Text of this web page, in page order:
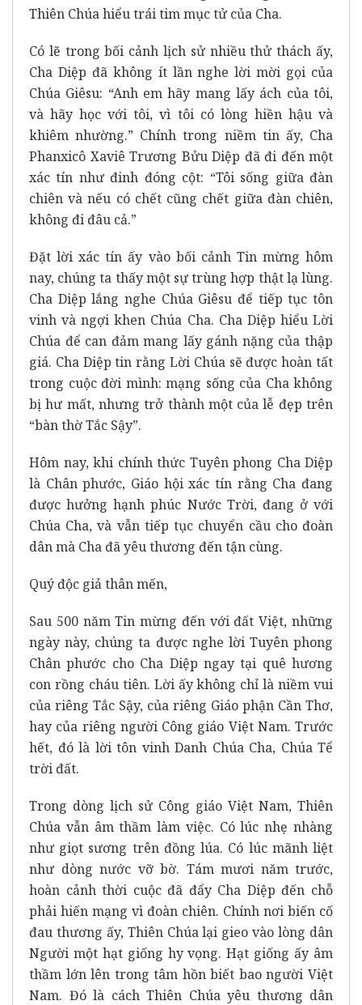
Thiên Chúa hiểu trái tim mục tử của Cha.
Có lẽ trong bối cảnh lịch sử nhiều thử thách ấy,
Cha Diệp đã không ít lần nghe lời mời gọi của
Chúa Giêsu: “Anh em hãy mang lấy ách của tôi,
và hãy học với tôi, vì tôi có lòng hiền hậu và
khiêm nhường.” Chính trong niềm tin ấy, Cha
Phanxicô Xaviê Trương Bửu Diệp đã đi đến một
xác tín như đinh đóng cột: “Tôi sống giữa đàn
chiên và nếu có chết cũng chết giữa đàn chiên,
không đi đâu cả.”
Đặt lời xác tín ấy vào bối cảnh Tin mừng hôm
nay, chúng ta thấy một sự trùng hợp thật lạ lùng.
Cha Diệp lắng nghe Chúa Giêsu để tiếp tục tôn
vinh và ngợi khen Chúa Cha. Cha Diệp hiểu Lời
Chúa để can đảm mang lấy gánh nặng của thập
giá. Cha Diệp tin rằng Lời Chúa sẽ được hoàn tất
trong cuộc đời mình: mạng sống của Cha không
bị hư mất, nhưng trở thành một của lễ đẹp trên
“bàn thờ Tắc Sậy”.
Hôm nay, khi chính thức Tuyên phong Cha Diệp
là Chân phước, Giáo hội xác tín rằng Cha đang
được hưởng hạnh phúc Nước Trời, đang ở với
Chúa Cha, và vẫn tiếp tục chuyển cầu cho đoàn
dân mà Cha đã yêu thương đến tận cùng.
Quý độc giả thân mến,
Sau 500 năm Tin mừng đến với đất Việt, những
ngày này, chúng ta được nghe lời Tuyên phong
Chân phước cho Cha Diệp ngay tại quê hương
con rồng cháu tiên. Lời ấy không chỉ là niềm vui
của riêng Tắc Sậy, của riêng Giáo phận Cần Thơ,
hay của riêng người Công giáo Việt Nam. Trước
hết, đó là lời tôn vinh Danh Chúa Cha, Chúa Tể
trời đất.
Trong dòng lịch sử Công giáo Việt Nam, Thiên
Chúa vẫn âm thầm làm việc. Có lúc nhẹ nhàng
như giọt sương trên đồng lúa. Có lúc mãnh liệt
như dòng nước vỡ bờ. Tám mươi năm trước,
hoàn cảnh thời cuộc đã đẩy Cha Diệp đến chỗ
phải hiến mạng vì đoàn chiên. Chính nơi biến cố
đau thương ấy, Thiên Chúa lại gieo vào lòng dân
Người một hạt giống hy vọng. Hạt giống ấy âm
thầm lớn lên trong tâm hồn biết bao người Việt
Nam. Đó là cách Thiên Chúa yêu thương dân